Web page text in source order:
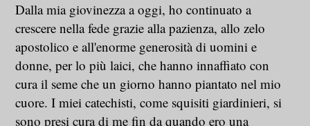
Dalla mia giovinezza a oggi, ho continuato a
crescere nella fede grazie alla pazienza, allo zelo
apostolico e all'enorme generosità di uomini e
donne, per lo più laici, che hanno innaffiato con
cura il seme che un giorno hanno piantato nel mio
cuore. I miei catechisti, come squisiti giardinieri, si
sono presi cura di me fin da quando ero una